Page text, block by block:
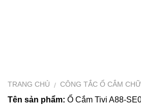
TRANG CHỦ / CÔNG TẮC Ổ CẮM
Tên sản phẩm: Ổ Cắm Tivi A88-